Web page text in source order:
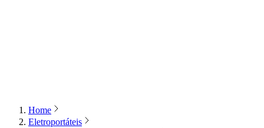
Home
Eletroportáteis